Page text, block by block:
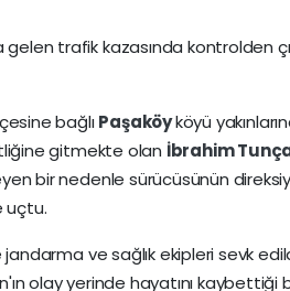
trafik kazasında kontrolden
bağlıPaşaköyköyü
gitmekte olan İbrahim
bir nedenle sürücüsünün
uçtu.
ve sağlık ekipleri sevk
olay yerinde hayatını kaybettiği